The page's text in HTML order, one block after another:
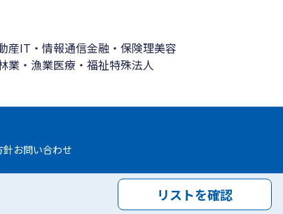
リストを確認
産IT・情報通信金融・保険理美容
業・漁業医療・福祉特殊法人
針お問い合わせ